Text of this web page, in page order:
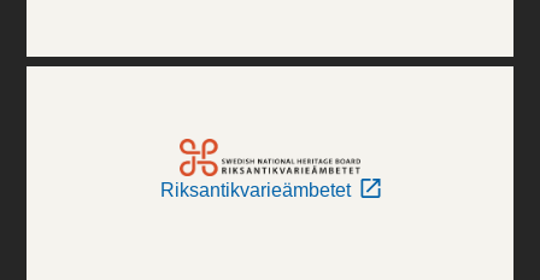
Riksantikvarieämbetet